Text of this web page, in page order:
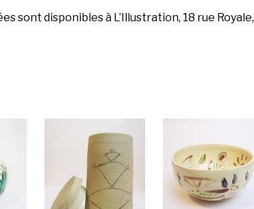
sont disponibles à L’Illustration, 18 rue Royale,